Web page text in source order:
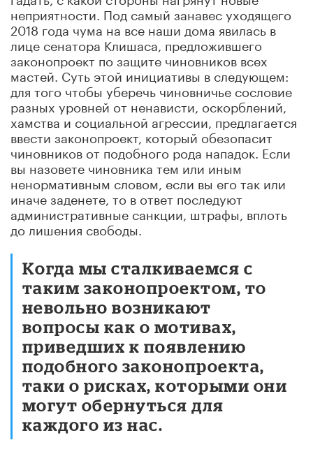
неприятности. Под самый занавес уходящего
2018 года чума на все наши дома явилась в
лице сенатора Клишаса, предложившего
законопроект по защите чиновников всех
мастей. Суть этой инициативы в следующем:
для того чтобы уберечь чиновничье сословие
разных уровней от ненависти, оскорблений,
хамства и социальной агрессии, предлагается
ввести законопроект, который обезопасит
чиновников от подобного рода нападок. Если
вы назовете чиновника тем или иным
ненормативным словом, если вы его так или
иначе заденете, то в ответ последуют
административные санкции, штрафы, вплоть
до лишения свободы.
Когда мы сталкиваемся с
таким законопроектом, то
невольно возникают
вопросы как о мотивах,
приведших к появлению
подобного законопроекта,
таки о рисках, которыми они
могут обернуться для
каждого из нас.